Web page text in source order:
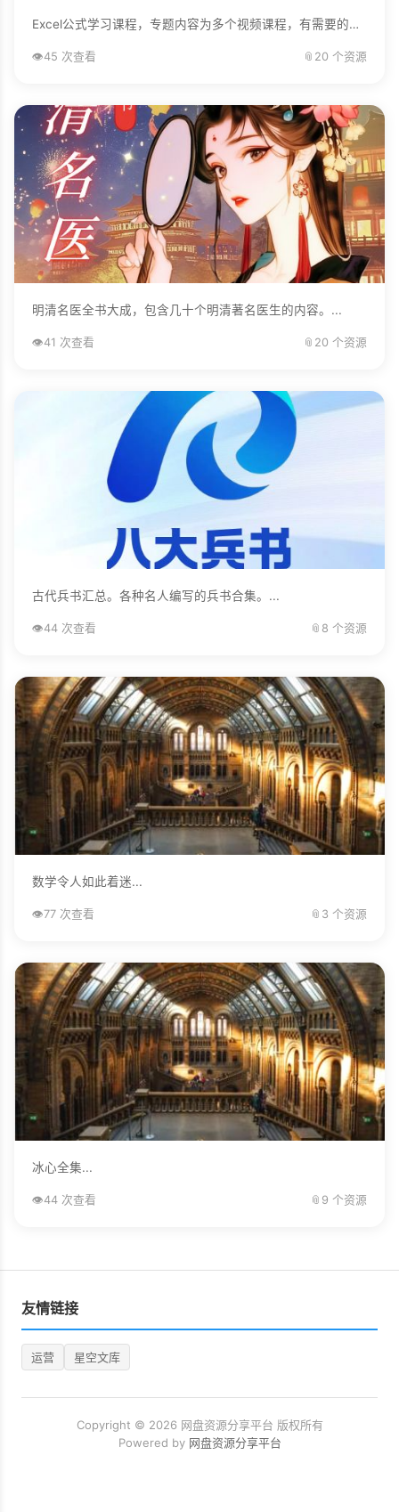
Excel公式学习课程，专题内容为多个视频课程，有需要的自己下载学习。...
👁️45 次查看 📎 20 个资源
明清名医全书大成，包含几十个明清著名医生的内容。...
👁️41 次查看 📎 20 个资源
古代兵书汇总。各种名人编写的兵书合集。...
👁️44 次查看 📎 8 个资源
数学令人如此着迷...
👁️77 次查看 📎 3 个资源
冰心全集...
👁️44 次查看 📎 9 个资源
友情链接
运营 星空文库
Copyright © 2026 网盘资源分享平台 版权所有
Powered by 网盘资源分享平台